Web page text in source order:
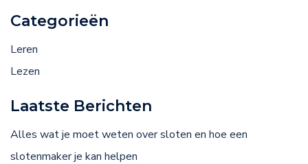
Categorieën
Leren
Lezen
Laatste Berichten
Alles wat je moet weten over sloten en hoe een
slotenmaker je kan helpen